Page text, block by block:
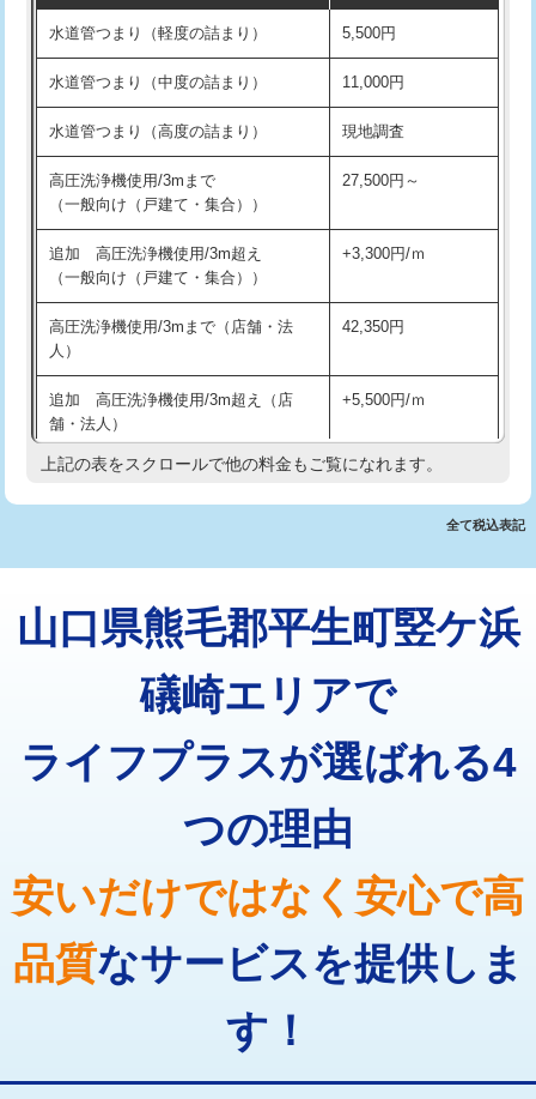
洗面台設置 38,500円
化粧台設置 22,000円
追加人工 16,500円
廃棄・処分 現場見積
※給水管工事は20mmまでの価格です。
交換・取付(排水栓・排水トラップ
22,000円+材料費
持込商品取付（混合水栓）
持込商品取付（浄水器・分岐水栓） 16,500円
業）
排水管工事（追加 排水管工事/3ｍ超
え）
マス交換（土の掘削・埋め戻し作業） 11,000円~
マス交換（深さ50㎝以上） 66,000円
コンクリート斫り（厚さ10㎝超え） 38,500円
モルタル補修（厚さ10㎝まで） 27,500円
16,500円
廃棄・処分 現場見積
水道管つまり（軽度の詰まり） 5,500円
水道管つまり（中度の詰まり） 11,000円
水道管つまり（高度の詰まり） 現地調査
高圧洗浄機使用/3mまで
（一般向け（戸建て・集合））
27,500円～
追加 高圧洗浄機使用/3m超え
（一般向け（戸建て・集合））
+3,300円/ｍ
高圧洗浄機使用/3mまで（店舗・法
人）
42,350円
追加 高圧洗浄機使用/3m超え（店
舗・法人）
+5,500円/ｍ
高度高圧洗浄換 現地調査
トーラー機使用/3mまで 33,000円
追加トーラー機使用/3m超え +3,300円
8,800円
止水・漏水調査・防水処理・清掃・修
11,000円
止水・漏水調査・防水処理・清掃・修
22,000円
止水・漏水調査・防水処理・清掃・修
理・調整・分解・加工など（重作業）
33,000円
その他部品の脱着 8,800円～
交換・取付(単水栓（壁付・デッキ
13,200円+材料費
上記の表をスクロールで他の料金もご覧になれます。
全て税込表記
山口県熊毛郡平生町竪ケ浜
礒崎エリアで
ライフプラスが選ばれる4
つの理由
安いだけではなく安心で高
品質なサービスを提供しま
す！